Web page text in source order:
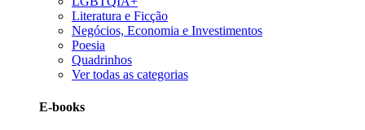
Literatura e Ficção
Negócios, Economia e Investimentos
Poesia
Quadrinhos
Ver todas as categorias
E-books